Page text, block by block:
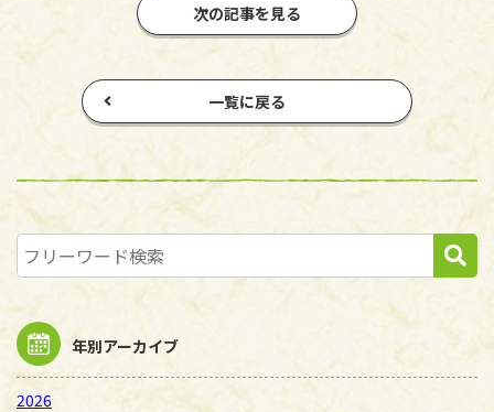
次の記事を見る
一覧に戻る
年別アーカイブ
2026